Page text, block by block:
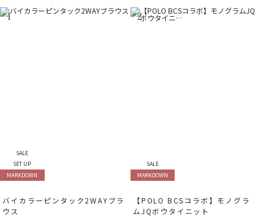
1
SALE
SET UP
MARKDOWN
バイカラーピンタック2WAYブラ
ウス
2
SALE
MARKDOWN
【POLO BCSコラボ】モノグラ
ムJQボウタイニット